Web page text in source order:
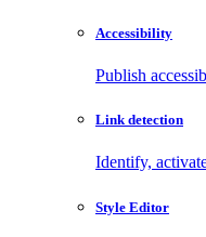
Accessibility
Publish
Link detection
Identify,
Style Editor